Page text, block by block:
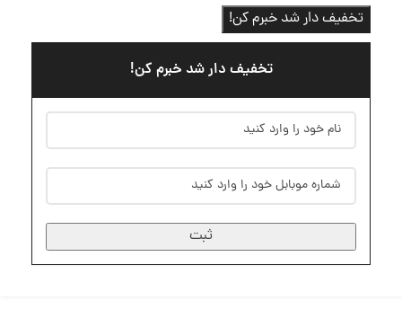
تخفیف دار شد خبرم کن!
تخفیف دار شد خبرم کن!
ثبت